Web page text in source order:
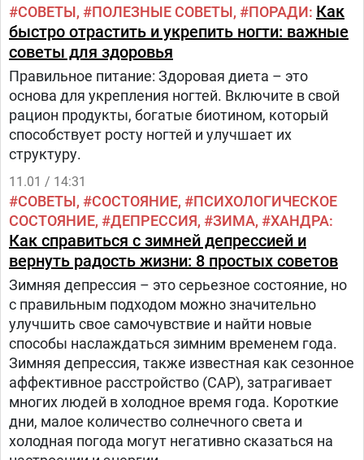
СОВЕТЫ ПОЛЕЗНЫЕ СОВЕТЫ ПОРАДИ Как
быстро отрастить и укрепить ногти: важные
советы для здоровья
Правильное питание: Здоровая диета – это
основа для укрепления ногтей. Включите в свой
рацион продукты, богатые биотином, который
способствует росту ногтей и улучшает их
структуру.
11.01 / 14:31
СОВЕТЫ СОСТОЯНИЕ
ПСИХОЛОГИЧЕСКОЕ
СОСТОЯНИЕ
ДЕПРЕССИЯ ЗИМА ХАНДРА
Как справиться с зимней депрессией и
вернуть радость жизни: 8 простых советов
Зимняя депрессия – это серьезное состояние, но
с правильным подходом можно значительно
улучшить свое самочувствие и найти новые
способы наслаждаться зимним временем года.
Зимняя депрессия, также известная как сезонное
аффективное расстройство (САР), затрагивает
многих людей в холодное время года. Короткие
дни, малое количество солнечного света и
холодная погода могут негативно сказаться на